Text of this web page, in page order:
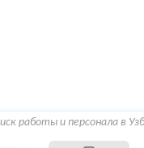
работы и персонала в